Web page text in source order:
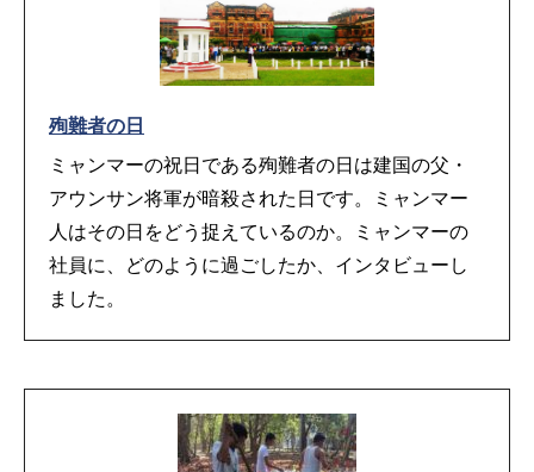
殉難者の日
ミャンマーの祝日である殉難者の日は建国の父・
アウンサン将軍が暗殺された日です。ミャンマー
人はその日をどう捉えているのか。ミャンマーの
社員に、どのように過ごしたか、インタビューし
ました。